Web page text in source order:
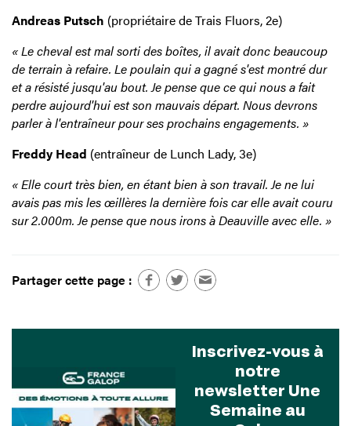
Andreas Putsch (propriétaire de Trais Fluors, 2e)
« Le cheval est mal sorti des boîtes, il avait donc beaucoup
de terrain à refaire. Le poulain qui a gagné s'est montré dur
et a résisté jusqu'au bout. Je pense que ce qui nous a fait
perdre aujourd'hui est son mauvais départ. Nous devrons
parler à l'entraîneur pour ses prochains engagements. »
Freddy Head (entraîneur de Lunch Lady, 3e)
« Elle court très bien, en étant bien à son travail. Je ne lui
avais pas mis les œillères la dernière fois car elle avait couru
sur 2.000m. Je pense que nous irons à Deauville avec elle. »
Partager cette page :
Inscrivez-vous à
notre
newsletter Une
Semaine au